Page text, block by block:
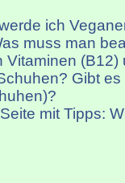
ich
muss man
Vitaminen (B12)
Gibt
mit Tipps: